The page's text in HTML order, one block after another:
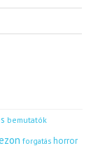
bemutatók
forgatás horror